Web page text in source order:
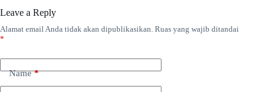
Leave a Reply
Alamat email Anda tidak akan dipublikasikan. Ruas yang wajib ditandai
*
Name*